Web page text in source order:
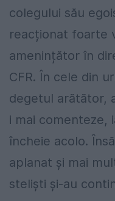
colegului său
reacționat foarte
amenințător în
CFR. În cele din
degetul arătător,
i mai comenteze,
încheie acolo.
aplanat și mai
steliști și-au